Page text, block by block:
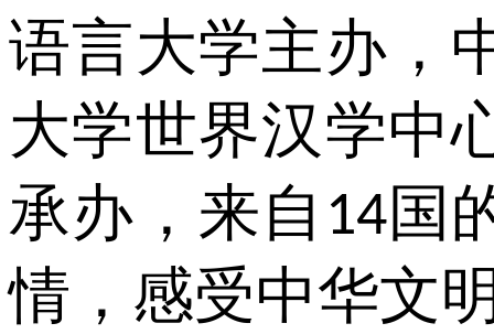
语言大学主办，
大学世界汉学中
承办，来自 14国
情，感受中华文